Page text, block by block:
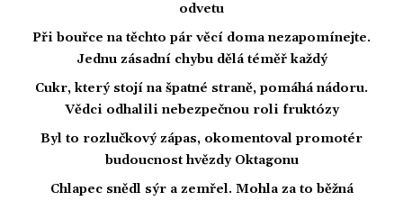
odvetu
Při bouřce na těchto pár věcí doma nezapomínejte.
Jednu zásadní chybu dělá téměř každý
Cukr, který stojí na špatné straně, pomáhá nádoru.
Vědci odhalili nebezpečnou roli fruktózy
Byl to rozlučkový zápas, okomentoval promotér
budoucnost hvězdy Oktagonu
Chlapec snědl sýr a zemřel. Mohla za to běžná